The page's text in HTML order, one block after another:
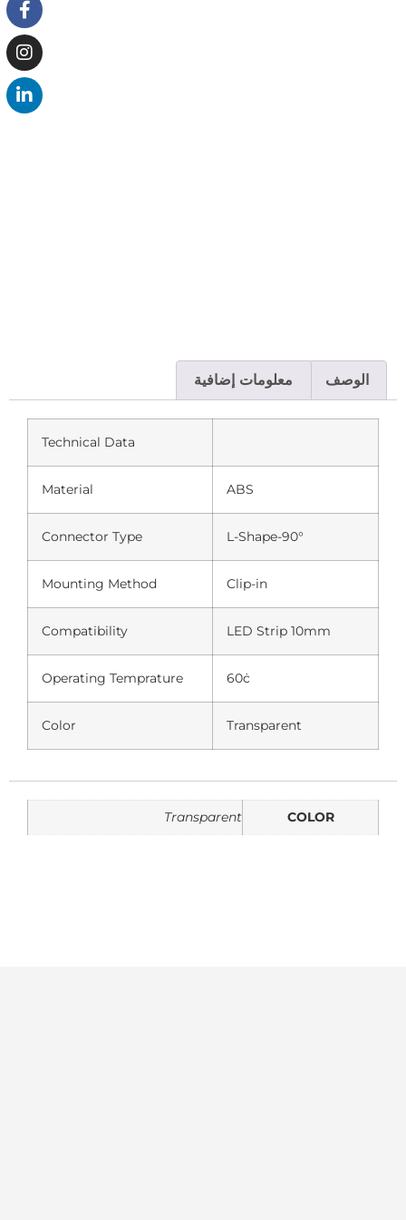
الوصف معلومات إضافية
Technical Data
Material ABS
Connector Type L-Shape-90°
Mounting Method Clip-in
Compatibility LED Strip 10mm
Operating Temprature 60ċ
Color Transparent
COLOR
Transparent